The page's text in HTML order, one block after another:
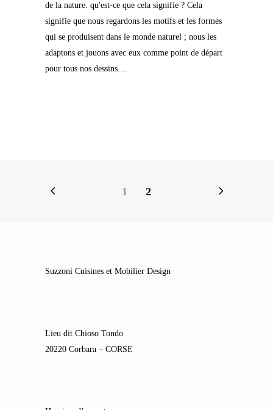
de la nature. qu'est-ce que cela signifie ? Cela
signifie que nous regardons les motifs et les formes
qui se produisent dans le monde naturel ; nous les
adaptons et jouons avec eux comme point de départ
pour tous nos dessins....
1 2
Suzzoni Cuisines et Mobilier Design
Lieu dit Chioso Tondo
20220 Corbara – CORSE